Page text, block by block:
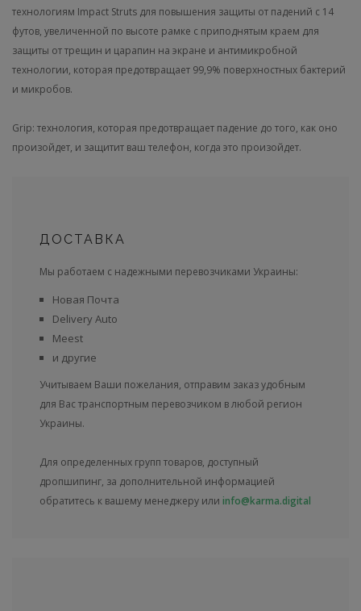
технологиям Impact Struts для повышения защиты от падений с 14
футов, увеличенной по высоте рамке с приподнятым краем для
защиты от трещин и царапин на экране и антимикробной
технологии, которая предотвращает 99,9% поверхностных бактерий
и микробов.
Grip: технология, которая предотвращает падение до того, как оно
произойдет, и защитит ваш телефон, когда это произойдет.
ДОСТАВКА
Мы работаем с надежными перевозчиками Украины:
Новая Почта
Delivery Auto
Meest
и другие
Учитываем Ваши пожелания, отправим заказ удобным
для Вас транспортным перевозчиком в любой регион
Украины.
Для определенных групп товаров, доступный
дропшипинг, за дополнительной информацией
обратитесь к вашему менеджеру или info@karma.digital